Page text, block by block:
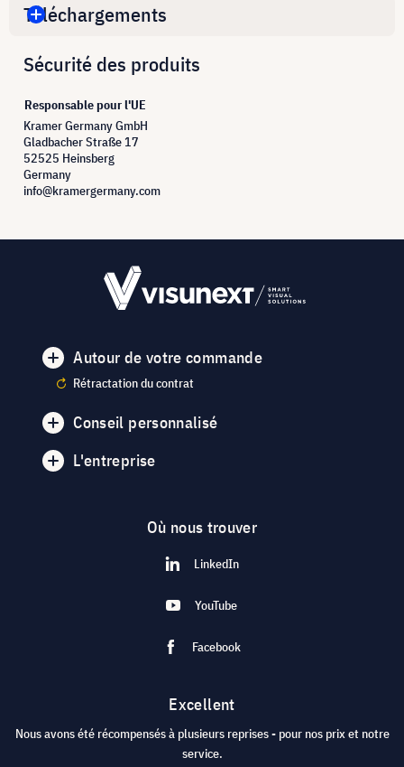
Téléchargements
Sécurité des produits
Responsable pour l'UE
Kramer Germany GmbH
Gladbacher Straße 17
52525 Heinsberg
Germany
info@kramergermany.com
Autour de votre commande
Rétractation du contrat
Conseil personnalisé
L'entreprise
Où nous trouver
LinkedIn
YouTube
Facebook
Excellent
Nous avons été récompensés à plusieurs reprises - pour nos prix et notre
service.